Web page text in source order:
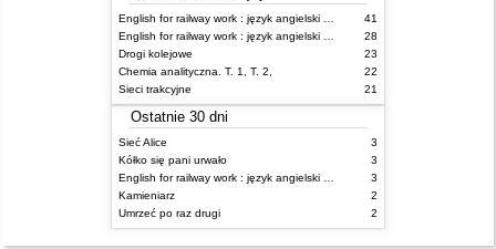
English for railway work : język angielski dla kolejarzy - podręcznik dla zaawansowanych
41
English for railway work : język angielski dla kolejarzy - podręcznik dla początkujących
28
Drogi kolejowe
23
Chemia analityczna. T. 1, T. 2,
22
Sieci trakcyjne
21
Ostatnie 30 dni
Sieć Alice
3
Kółko się pani urwało
3
English for railway work : język angielski dla kolejarzy - podręcznik dla zaawansowanych
3
Kamieniarz
2
Umrzeć po raz drugi
2